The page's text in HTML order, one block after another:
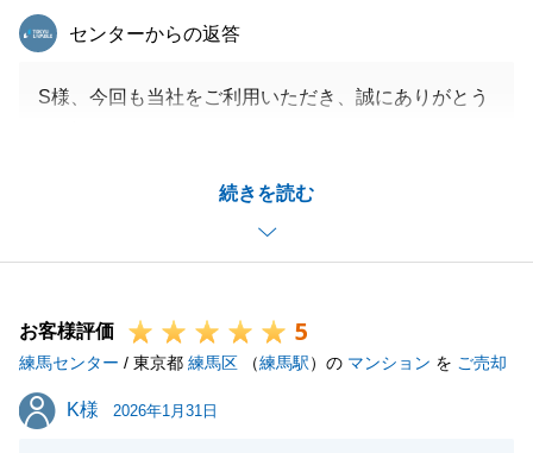
続きを読む
東急リバブル
センターからの返答
S様、今回も当社をご利用いただき、誠にありがとう
またご機会ございましたら、いつでもお気軽にご相談
いただけましたら幸いです。
お客様評価 5
練馬センター / 東京都 練馬区 （練馬駅）の マンション を ご売却
K様
K様 2026年1月31日